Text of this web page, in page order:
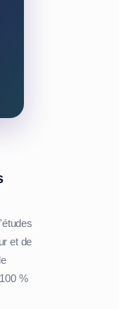
et de
%